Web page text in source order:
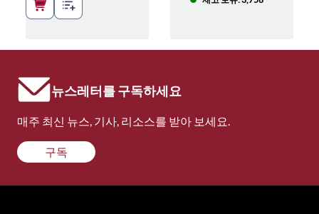
뉴스레터를 구독하세요
매주 최신 뉴스, 기사, 리소스를 받아 보세요.
구독